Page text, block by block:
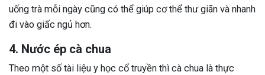
uống trà mỗi ngày cũng có thể giúp cơ thể thư giãn và nhanh
đi vào giấc ngủ hơn.
4. Nước ép cà chua
Theo một số tài liệu y học cổ truyền thì cà chua là thực